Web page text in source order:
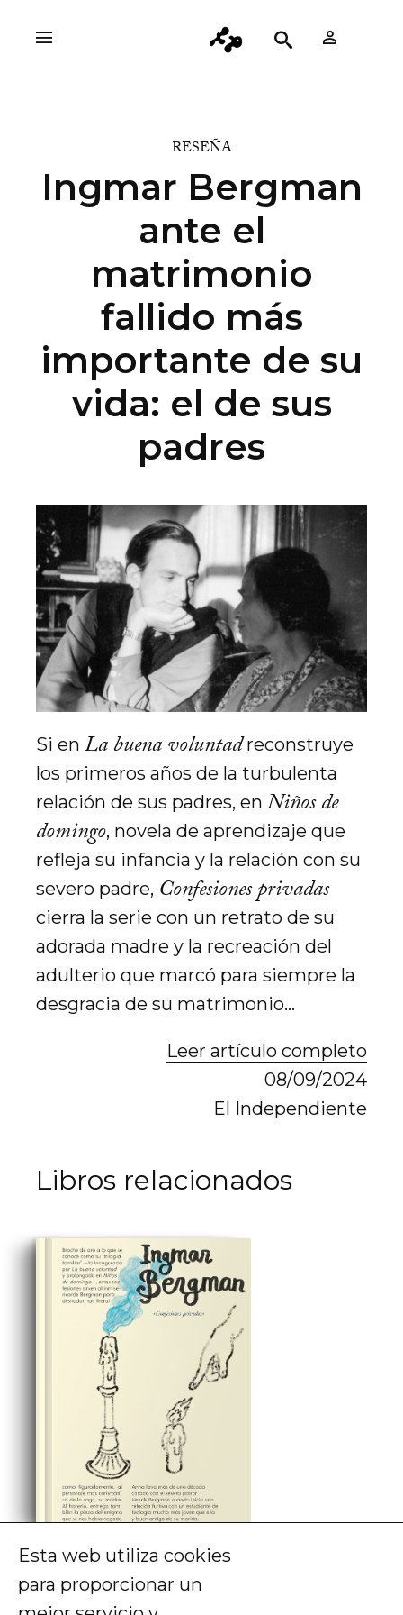
RESEÑA
Ingmar Bergman
ante el
matrimonio
fallido más
importante de su
vida: el de sus
padres
Si en La buena voluntadreconstruye
los primeros años de la turbulenta
relación de sus padres, enNiños de
domingo, novela de aprendizaje que
refleja su infancia y la relación con su
severo padre, Confesiones privadas
cierra la serie con un retrato de su
adorada madre y la recreación del
adulterio que marcó para siempre la
desgracia de su matrimonio…
Leer artículo completo
08/09/2024
El Independiente
Libros relacionados
Ingmar Bergman
Confesiones privadas
Esta web utiliza cookies
para proporcionar un